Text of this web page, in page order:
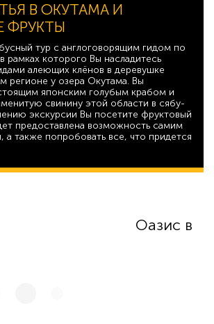
В ОКУТАМА И
ФРУКТЫ
тур с англоговорящим гидом по
рамках которого Вы насладитесь
алеющих клёнов в деревушке
регионе у озера Окутама. Вы
японским голубым крабом и
свинину этой области в сябу-
экскурсии Вы посетите фруктовый
предоставлена возможность самим
а также попробовать все, что придется
Оазис в